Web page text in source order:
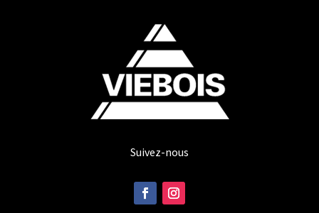
Suivez-nous